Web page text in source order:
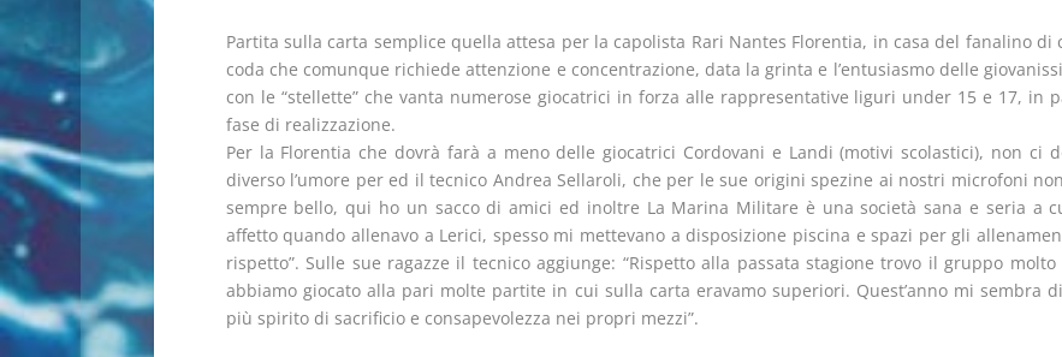
Partita sulla carta semplice quella attesa per la capolista Rari Nantes Florentia, in casa del fanalino di
coda che comunque richiede attenzione e concentrazione, data la grinta e l’entusiasmo delle
con le “stellette” che vanta numerose giocatrici in forza alle rappresentative liguri under 15 e 17, in
fase di realizzazione.
Per la Florentia che dovrà farà a meno delle giocatrici Cordovani e Landi (motivi scolastici), non ci
diverso l’umore per ed il tecnico Andrea Sellaroli, che per le sue origini spezine ai nostri microfoni non
sempre bello, qui ho un sacco di amici ed inoltre La Marina Militare è una società sana e seria a
affetto quando allenavo a Lerici, spesso mi mettevano a disposizione piscina e spazi per gli
rispetto”. Sulle sue ragazze il tecnico aggiunge: “Rispetto alla passata stagione trovo il gruppo
abbiamo giocato alla pari molte partite in cui sulla carta eravamo superiori. Quest’anno mi sembra
più spirito di sacrificio e consapevolezza nei propri mezzi”.